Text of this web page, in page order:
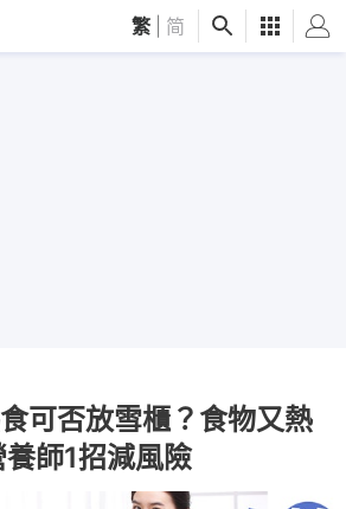
繁 简
可否放雪櫃？食物又熱
師1招減風險